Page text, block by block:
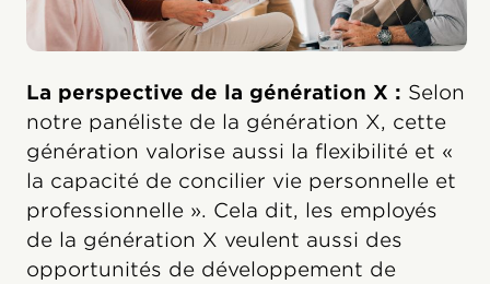
La perspective de la génération X : Selon
notre panéliste de la génération X, cette
génération valorise aussi la flexibilité et «
la capacité de concilier vie personnelle et
professionnelle ». Cela dit, les employés
de la génération X veulent aussi des
opportunités de développement de